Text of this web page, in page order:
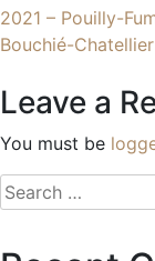
Post
navigation
2021 – Pouilly-
Bouchié-Chatellier
Leave a
You must be
Search
for: